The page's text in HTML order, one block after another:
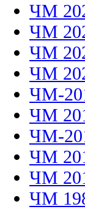
ЧМ
ЧМ
ЧМ
ЧМ
ЧМ-
ЧМ
ЧМ-
ЧМ
ЧМ
ЧМ